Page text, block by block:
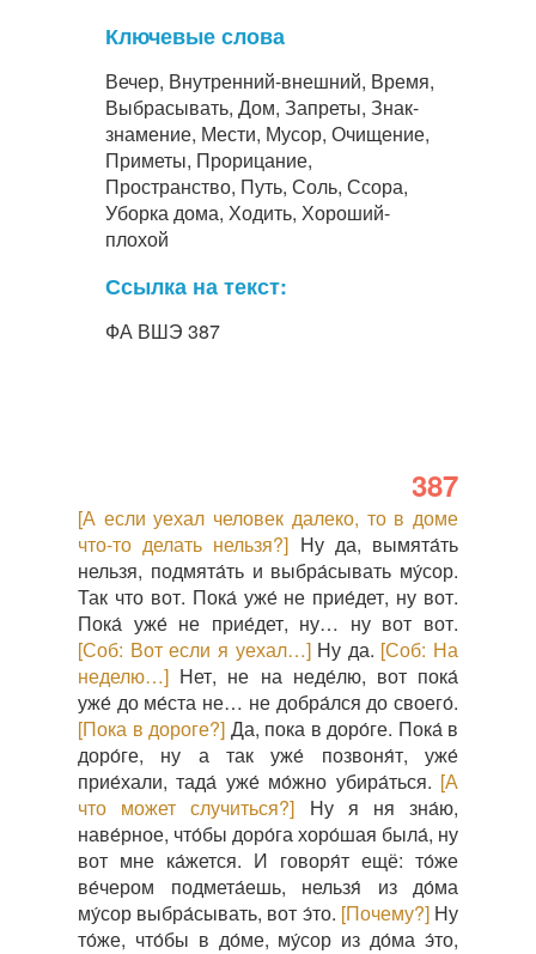
Ключевые слова
Вечер, Внутренний-внешний, Время,
Выбрасывать, Дом, Запреты, Знак-
знамение, Мести, Мусор, Очищение,
Приметы, Прорицание,
Пространство, Путь, Соль, Ссора,
Уборка дома, Ходить, Хороший-
плохой
Ссылка на текст:
ФА ВШЭ 387
387
[А если уехал человек далеко, то в доме
что-то делать нельзя?] Ну да, вымята́ть
нельзя, подмята́ть и выбра́сывать му́сор.
Так что вот. Пока́ уже́ не прие́дет, ну вот.
Пока́ уже́ не прие́дет, ну… ну вот вот.
[Соб: Вот если я уехал…]Ну да. [Соб: На
неделю…] Нет, не на неде́лю, вот пока́
уже́ до ме́ста не… не добра́лся до своего́.
[Пока в дороге?] Да, пока в доро́ге. Пока́ в
доро́ге, ну а так уже́ позвоня́т, уже́
прие́хали, тада́ уже́ мо́жно убира́ться. [А
что может случиться?] Ну я ня зна́ю,
наве́рное, что́бы доро́га хоро́шая была́, ну
вот мне ка́жется. И говоря́т ещё: то́же
ве́чером подмета́ешь, нельзя́ из до́ма
му́сор выбра́сывать, вот э́то. [Почему?]Ну
то́же, что́бы в до́ме, му́сор из до́ма э́то,